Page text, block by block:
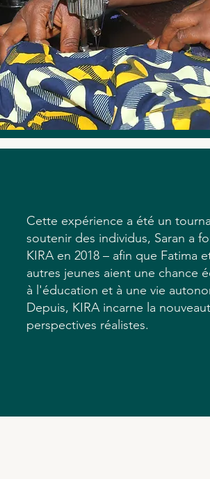
Cette expérience a été un
soutenir des individus, Saran a
KIRA en 2018 – afin que Fatima
autres jeunes aient une chance
à l'éducation et à une vie
Depuis, KIRA incarne la
perspectives réalistes.